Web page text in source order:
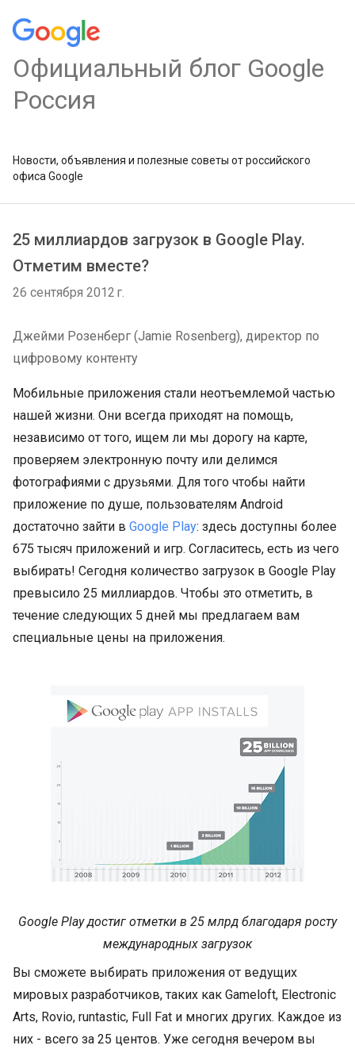
Официальный блог Google
Россия
Новости, объявления и полезные советы от российского
офиса Google
25 миллиардов загрузок в Google Play.
Отметим вместе?
26 сентября 2012 г.
Джейми Розенберг (Jamie Rosenberg), директор по
цифровому контенту
Мобильные приложения стали неотъемлемой частью
нашей жизни. Они всегда приходят на помощь,
независимо от того, ищем ли мы дорогу на карте,
проверяем электронную почту или делимся
фотографиями с друзьями. Для того чтобы найти
приложение по душе, пользователям Android
достаточно зайти в Google Play: здесь доступны более
675 тысяч приложений и игр. Согласитесь, есть из чего
выбирать! Сегодня количество загрузок в Google Play
превысило 25 миллиардов. Чтобы это отметить, в
течение следующих 5 дней мы предлагаем вам
специальные цены на приложения.
Google Play достиг отметки в 25 млрд благодаря росту
международных загрузок
Вы сможете выбирать приложения от ведущих
мировых разработчиков, таких как Gameloft, Electronic
Arts, Rovio, runtastic, Full Fat и многих других. Каждое из
них - всего за 25 центов. Уже сегодня вечером вы